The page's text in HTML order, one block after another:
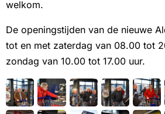
welkom.
De openingstijden van de nieuwe
tot en met zaterdag van 08.00 tot
zondag van 10.00 tot 17.00 uur.